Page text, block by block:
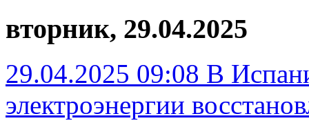
вторник, 29.04.2025
29.04.2025 09:08 В
электроэнергии